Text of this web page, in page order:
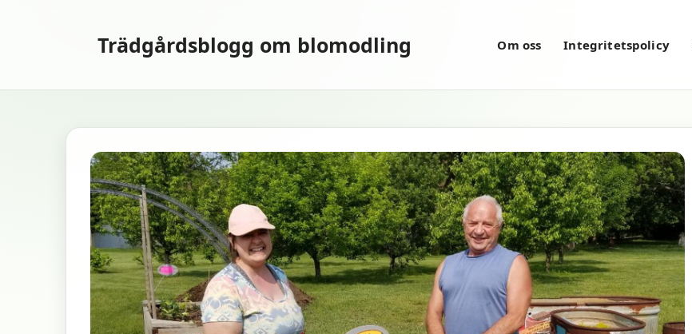
Trädgårdsblogg om blomodling Om oss Integritetspolicy